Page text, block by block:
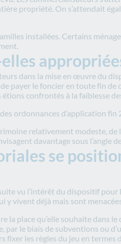
propriété. On s’attendait
installées. Certains
dans la mise en œuvre du
payer le foncier en toute fin
étions confrontés à la faiblesse
ordonnances d’application
relativement modeste, de
davantage sous l’angle
se
vu l’intérêt du dispositif
y vivent déjà mais sont
place qu’elle souhaite dans
le biais de subventions ou
les règles du jeu en termes